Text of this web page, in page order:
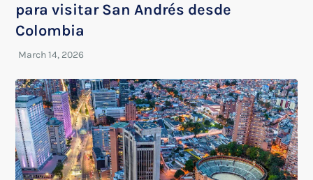
para visitar San Andrés desde
Colombia